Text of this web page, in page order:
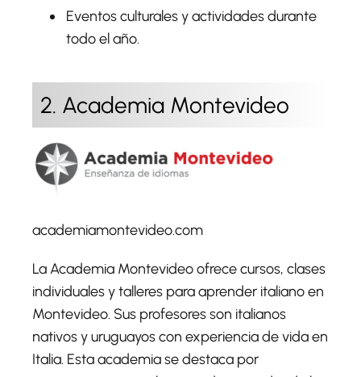
Eventos culturales y actividades durante
todo el año.
2. Academia Montevideo
academiamontevideo.com
La Academia Montevideo ofrece cursos, clases
individuales y talleres para aprender italiano en
Montevideo. Sus profesores son italianos
nativos y uruguayos con experiencia de vida en
Italia. Esta academia se destaca por